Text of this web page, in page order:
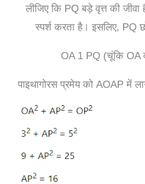
लीजिए कि PQ बड़े वृत्त की जीवा
स्पर्श करता है। इसलिए, PQ
OA 1 PQ (चूंकि OA
पाइथागोरस प्रमेय को AOAP में